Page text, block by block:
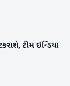
ટીમ ઇન્ડિયા